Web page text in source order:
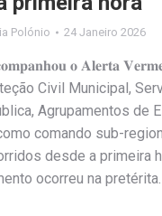
Polónio 24 Janeiro 2026
𝐨 𝐀𝐥𝐞𝐫𝐭𝐚
Civil Municipal,
Agrupamentos de
comando sub-
desde a primeira
ocorreu na